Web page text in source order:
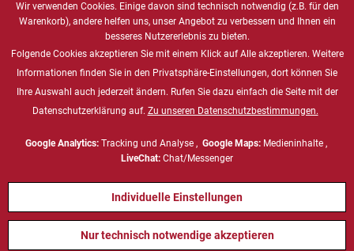
Industrie 4.0 / IIOT / Smart
Factory
Gesundheitswesen
Marine
Energie & Chemie, ATEX
Wir verwenden Cookies. Einige davon sind technisch notwendig (z.B. für den
Warenkorb), andere helfen uns, unser Angebot zu verbessern und Ihnen ein
besseres Nutzererlebnis zu bieten.
Folgende Cookies akzeptieren Sie mit einem Klick auf Alle akzeptieren. Weitere
Informationen finden Sie in den Privatsphäre-Einstellungen, dort können Sie
Ihre Auswahl auch jederzeit ändern. Rufen Sie dazu einfach die Seite mit der
Datenschutzerklärung auf. Zu unseren Datenschutzbestimmungen.
Google Analytics:Tracking und Analyse , Google Maps:Medieninhalte ,
LiveChat: Chat/Messenger
Individuelle Einstellungen
Nur technisch notwendige akzeptieren